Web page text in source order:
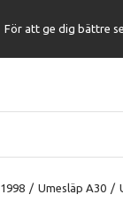
För att ge dig bättre
1998 / Umesläp A30 /